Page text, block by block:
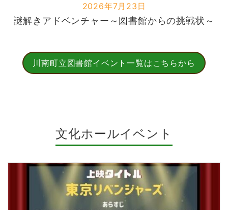
2026年7月23日
謎解きアドベンチャー～図書館からの挑戦状～
川南町立図書館イベント一覧はこちらから
文化ホールイベント